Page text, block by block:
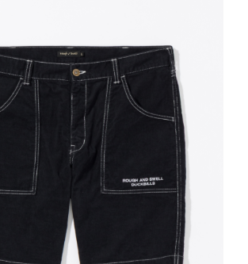
お知らせを受け取る
もメール内のリンクから配信停止できます